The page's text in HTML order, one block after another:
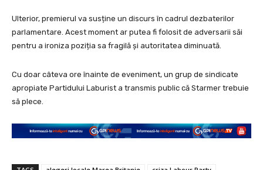
Ulterior, premierul va susține un discurs în cadrul dezbaterilor
parlamentare. Acest moment ar putea fi folosit de adversarii săi
pentru a ironiza poziția sa fragilă și autoritatea diminuată.
Cu doar câteva ore înainte de eveniment, un grup de sindicate
apropiate Partidului Laburist a transmis public că Starmer trebuie
să plece.